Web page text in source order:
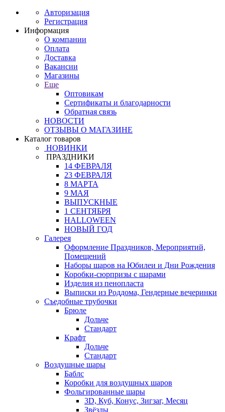
Авторизация
Регистрация
Информация
О компании
Оплата
Доставка
Вакансии
Магазины
Еще
Оптовикам
Сертификаты и благодарности
Обратная связь
НОВОСТИ
ОТЗЫВЫ О МАГАЗИНЕ
Каталог товаров
НОВИНКИ
ПРАЗДНИКИ
14 ФЕВРАЛЯ
23 ФЕВРАЛЯ
8 МАРТА
9 МАЯ
ВЫПУСКНЫЕ
1 СЕНТЯБРЯ
HALLOWEEN
НОВЫЙ ГОД
Галерея
Оформление Праздников, Мероприятий,
Помещений
Наборы шаров на Юбилеи и Дни Рождения
Коробки-сюрпризы с шарами
Изделия из пенопласта
Выписки из Роддома, Гендерные вечеринки
Съедобные трубочки
Брюле
Дольче
Стандарт
Крафт
Дольче
Стандарт
Воздушные шары
Баблс
Коробки для воздушных шаров
Фольгированные шары
3D, Куб, Конус, Зигзаг, Месяц
Звёзды